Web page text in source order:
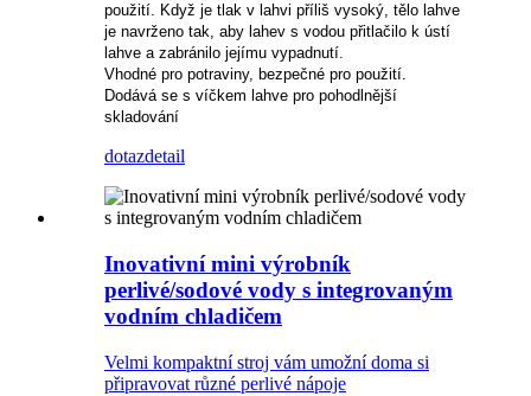
použití. Když je tlak v lahvi příliš vysoký, tělo lahve
je navrženo tak, aby lahev s vodou přitlačilo k ústí
lahve a zabránilo jejímu vypadnutí.
Vhodné pro potraviny, bezpečné pro použití.
Dodává se s víčkem lahve pro pohodlnější
skladování
dotazdetail
Inovativní mini výrobník
perlivé/sodové vody s integrovaným
vodním chladičem
Velmi kompaktní stroj vám umožní doma si
připravovat různé perlivé nápoje